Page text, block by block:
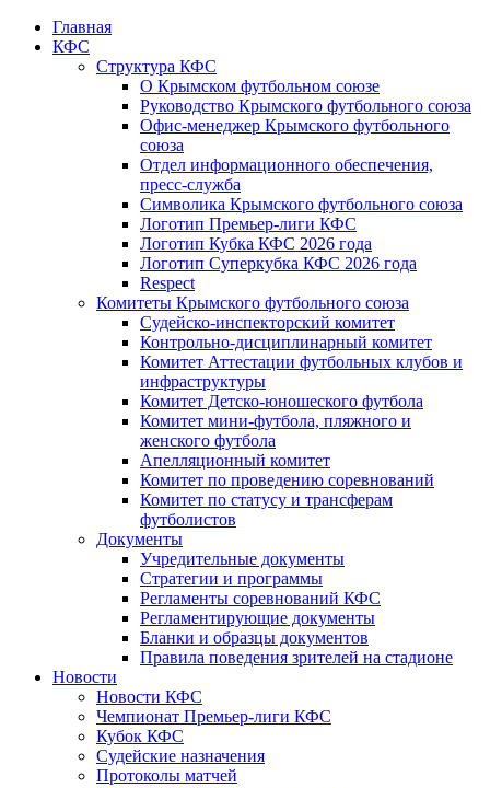
Главная
КФС
Структура КФС
О Крымском футбольном союзе
Руководство Крымского футбольного союза
Офис-менеджер Крымского футбольного
союза
Отдел информационного обеспечения,
пресс-служба
Символика Крымского футбольного союза
Логотип Премьер-лиги КФС
Логотип Кубка КФС 2026 года
Логотип Суперкубка КФС 2026 года
Respect
Комитеты Крымского футбольного союза
Судейско-инспекторский комитет
Контрольно-дисциплинарный комитет
Комитет Аттестации футбольных клубов и
инфраструктуры
Комитет Детско-юношеского футбола
Комитет мини-футбола, пляжного и
женского футбола
Апелляционный комитет
Комитет по проведению соревнований
Комитет по статусу и трансферам
футболистов
Документы
Учредительные документы
Стратегии и программы
Регламенты соревнований КФС
Регламентирующие документы
Бланки и образцы документов
Правила поведения зрителей на стадионе
Новости
Новости КФС
Чемпионат Премьер-лиги КФС
Кубок КФС
Судейские назначения
Протоколы матчей